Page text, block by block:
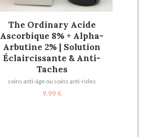
AJOUTER AU PANIER
The Ordinary Acide
Ascorbique 8% + Alpha-
Arbutine 2% | Solution
Éclaircissante & Anti-
Taches
soins anti-âge ou soins anti-rides
9.99€